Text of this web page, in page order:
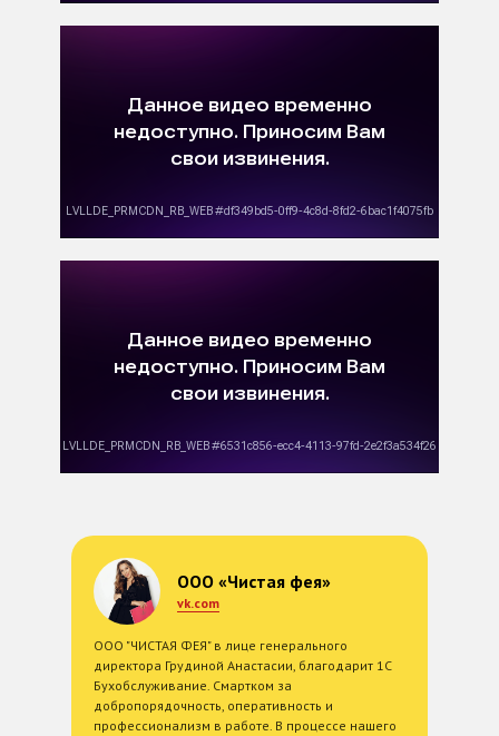
ООО "ЧИСТАЯ ФЕЯ" в лице генерального
директора Грудиной Анастасии, благодарит 1С
Бухобслуживание. Смартком за
добропорядочность, оперативность и
профессионализм в работе. В процессе нашего
ООО «Чистая фея»
vk.com